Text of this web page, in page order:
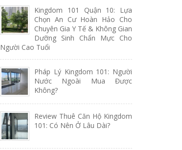
Kingdom 101 Quận 10: Lựa
Chọn An Cư Hoàn Hảo Cho
Chuyên Gia Y Tế & Không Gian
Dưỡng Sinh Chẩn Mực Cho
Người Cao Tuổi
Pháp Lý Kingdom 101: Người
Nước Ngoài Mua Được
Không?
Review Thuê Căn Hộ Kingdom
101: Có Nên Ở Lâu Dài?